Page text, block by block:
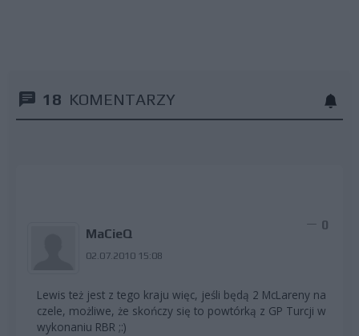
18 KOMENTARZY
MaCieQ
02.07.2010 15:08
0
Lewis też jest z tego kraju więc, jeśli będą 2 McLareny na
czele, możliwe, że skończy się to powtórką z GP Turcji w
wykonaniu RBR ;:)